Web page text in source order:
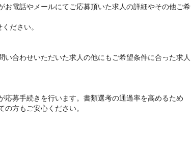
電話やメールにてご応募頂いた求人の詳細やその他ご希
ださい。
合わせいただいた求人の他にもご希望条件に合った求人
募手続きを行います。書類選考の通過率を高めるため
方もご安心ください。